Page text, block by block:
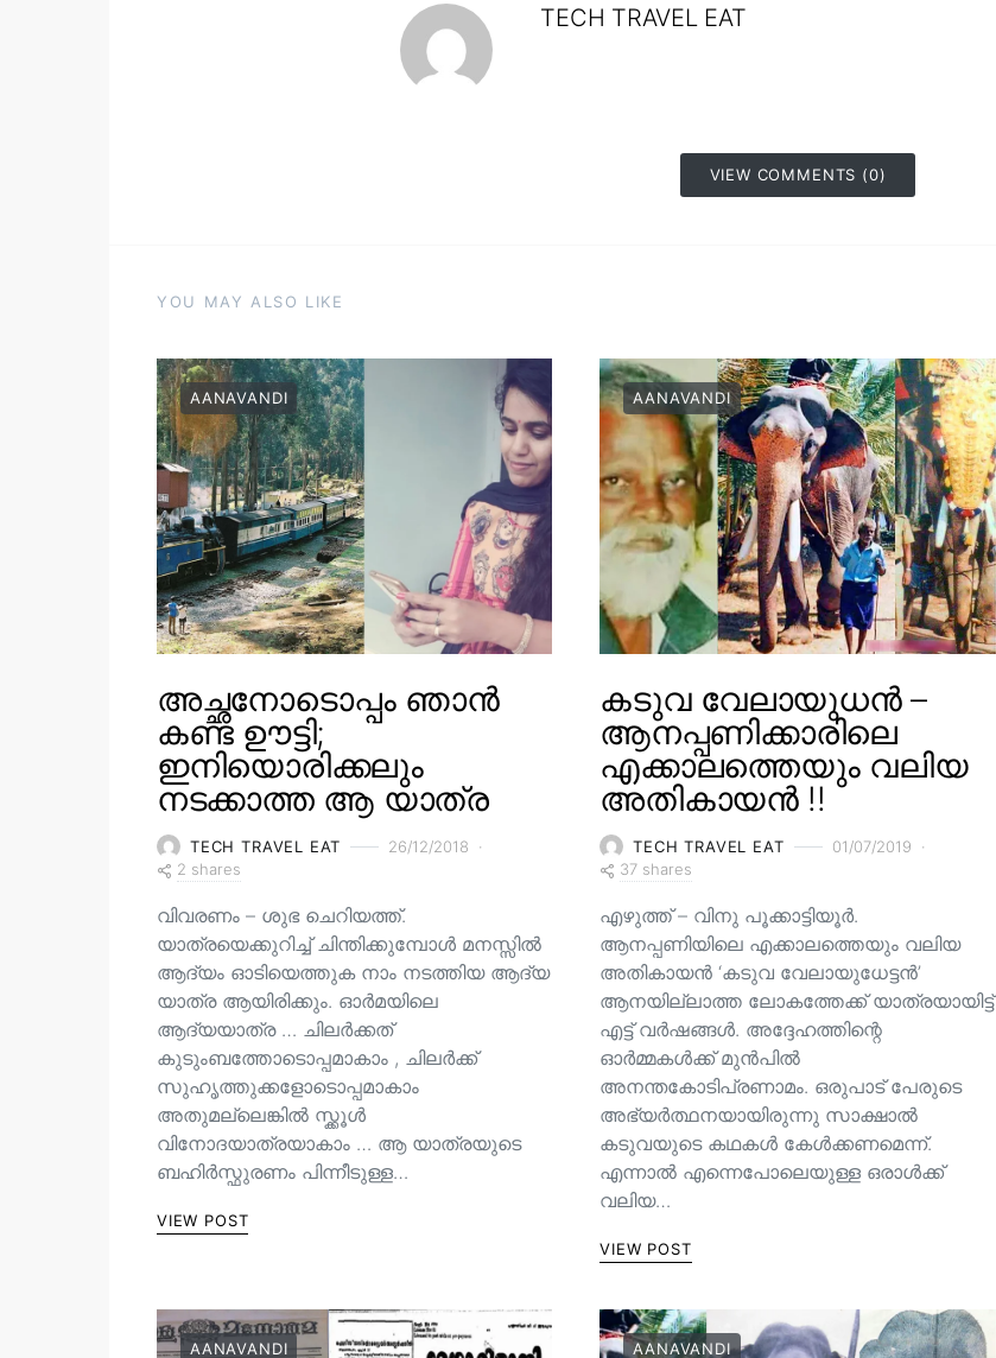
TECH TRAVEL EAT
VIEW COMMENTS (0)
YOU MAY ALSO LIKE
AANAVANDI
അച്ഛനോടൊപ്പം ഞാൻ
കണ്ട ഊട്ടി;
ഇനിയൊരിക്കലും
നടക്കാത്ത ആ യാത്ര
TECH TRAVEL EAT
26/12/2018
2 shares
വിവരണം – ശുഭ ചെറിയത്ത്.
യാത്രയെക്കുറിച്ച് ചിന്തിക്കുമ്പോൾ മനസ്സിൽ
ആദ്യം ഓടിയെത്തുക നാം നടത്തിയ ആദ്യ
യാത്ര ആയിരിക്കും. ഓർമയിലെ
ആദ്യയാത്ര … ചിലർക്കത്
കുടുംബത്തോടൊപ്പമാകാം , ചിലർക്ക്
സുഹൃത്തുക്കളോടൊപ്പമാകാം
അതുമല്ലെങ്കിൽ സ്ക്കൂൾ
വിനോദയാത്രയാകാം … ആ യാത്രയുടെ
ബഹിർസ്ഫുരണം പിന്നീടുള്ള…
VIEW POST
AANAVANDI
കടുവ വേലായുധൻ –
ആനപ്പണിക്കാരിലെ
എക്കാലത്തെയും വലിയ
അതികായൻ !!
TECH TRAVEL EAT
01/07/2019
37 shares
എഴുത്ത് – വിനു പൂക്കാട്ടിയൂർ.
ആനപ്പണിയിലെ എക്കാലത്തെയും വലിയ
അതികായൻ ‘കടുവ വേലായുധേട്ടൻ’
ആനയില്ലാത്ത ലോകത്തേക്ക് യാത്രയായിട്ട്
എട്ട് വർഷങ്ങൾ. അദ്ദേഹത്തിന്റെ
ഓർമ്മകൾക്ക് മുൻപിൽ
അനന്തകോടിപ്രണാമം. ഒരുപാട് പേരുടെ
അഭ്യർത്ഥനയായിരുന്നു സാക്ഷാൽ
കടുവയുടെ കഥകൾ കേൾക്കണമെന്ന്.
എന്നാൽ എന്നെപോലെയുള്ള ഒരാൾക്ക്
വലിയ…
VIEW POST
AANAVANDI AANAVANDI